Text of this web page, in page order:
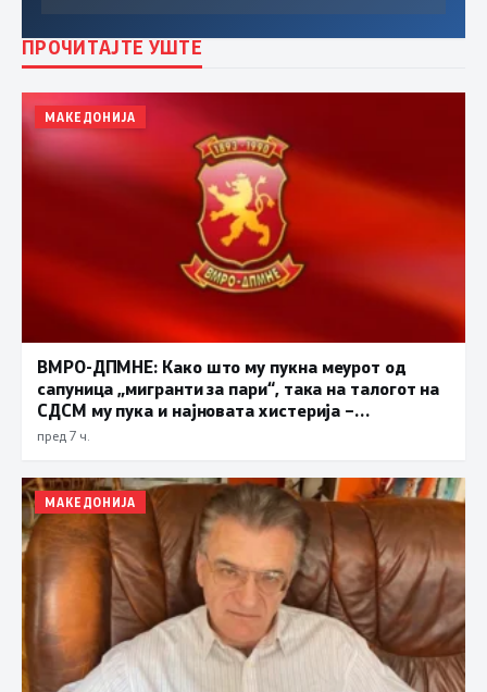
ПРОЧИТАЈТЕ УШТЕ
МАКЕДОНИЈА
ВМРО-ДПМНЕ: Како што му пукна меурот од
сапуница „мигранти за пари“, така на талогот на
СДСМ му пука и најновата хистерија –
прифаќање на француски предлог
пред 7 ч.
МАКЕДОНИЈА